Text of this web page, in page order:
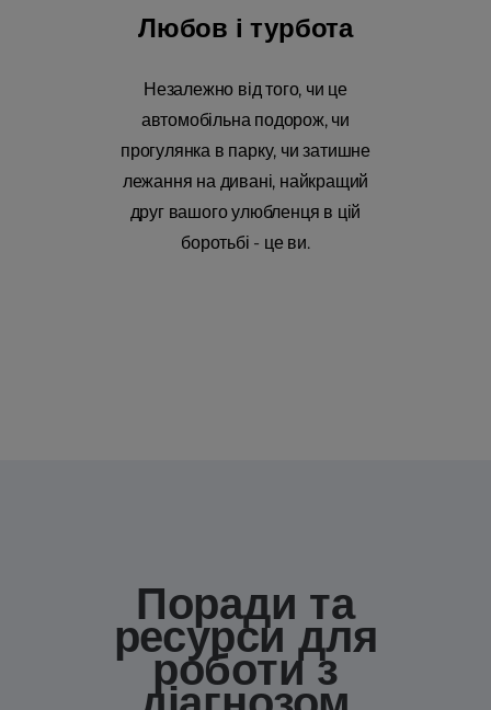
Любов і турбота
Незалежно від того, чи це
автомобільна подорож, чи
прогулянка в парку, чи затишне
лежання на дивані, найкращий
друг вашого улюбленця в цій
боротьбі - це ви.
Поради та
ресурси для
роботи з